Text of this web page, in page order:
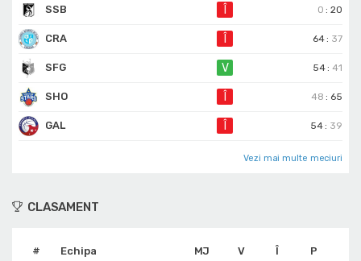
SSB 0 :20
CRA 64 : 37
SFG V 54 :41
SHO 48 : 65
GAL 54 : 39
Vezi mai multe meciuri
CLASAMENT
# Echipa MJ V Î P